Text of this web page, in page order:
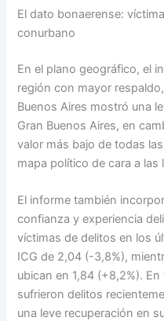
El dato bonaerense:
conurbano
En el plano geográfico, el
región con mayor
Buenos Aires mostró una
Gran Buenos Aires, en
valor más bajo de todas
mapa político de cara a las
El informe también
confianza y experiencia
víctimas de delitos en los
ICG de 2,04 (-3,8%),
ubican en 1,84 (+8,2%).
sufrieron delitos
una leve recuperación en